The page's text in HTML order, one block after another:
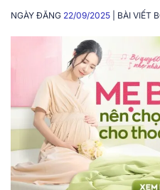
NGÀY ĐĂNG 22/09/2025 | BÀI VIẾT